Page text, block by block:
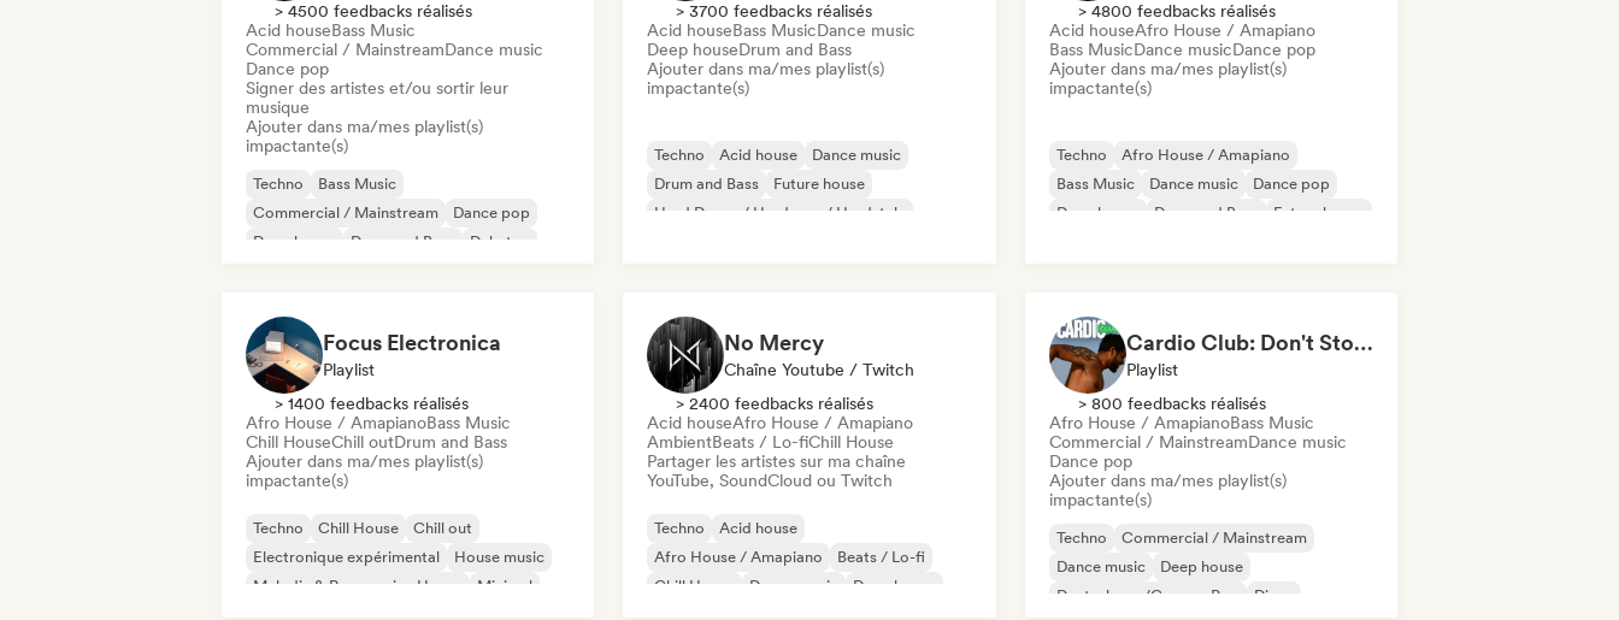
> 4500 feedbacks réalisés
Acid houseBass Music
Commercial / MainstreamDance music
Dance pop
Signer des artistes et/ou sortir leur
musique
Ajouter dans ma/mes playlist(s)
impactante(s)
Techno
Bass Music
Commercial / Mainstream
Dance pop
Deep house
Drum and Bass
Dubstep
> 3700 feedbacks réalisés
Acid houseBass MusicDance music
Deep houseDrum and Bass
Ajouter dans ma/mes playlist(s)
impactante(s)
Techno Acid house
Dance music
Drum and Bass
Future house
Hard Dance / Hardcore / Hardstyle
> 4800 feedbacks réalisés
Acid houseAfro House / Amapiano
Bass MusicDance musicDance pop
Ajouter dans ma/mes playlist(s)
impactante(s)
Techno
Afro House / Amapiano
Bass Music
Dance music
Dance pop
Deep house
Drum and Bass Future house
Focus Electronica
Playlist
> 1400 feedbacks réalisés
Afro House / AmapianoBass Music
Chill HouseChill outDrum and Bass
Ajouter dans ma/mes playlist(s)
impactante(s)
Techno Chill House
Chill out
Electronique expérimental
House music
Melodic & Progressive House
Minimal
No Mercy
Chaîne Youtube / Twitch
> 2400 feedbacks réalisés
Acid houseAfro House / Amapiano
AmbientBeats / Lo-fiChill House
Partager les artistes sur ma chaîne
YouTube, SoundCloud ou Twitch
Techno
Acid house
Afro House / Amapiano
Beats / Lo-fi
Chill House
Dance music
Deep house
Cardio Club: Don't Stop! 💦
Playlist
> 800 feedbacks réalisés
Afro House / AmapianoBass Music
Commercial / MainstreamDance music
Dance pop
Ajouter dans ma/mes playlist(s)
impactante(s)
Techno
Commercial / Mainstream
Dance music
Deep house
Deutschpop/German Pop
Disco